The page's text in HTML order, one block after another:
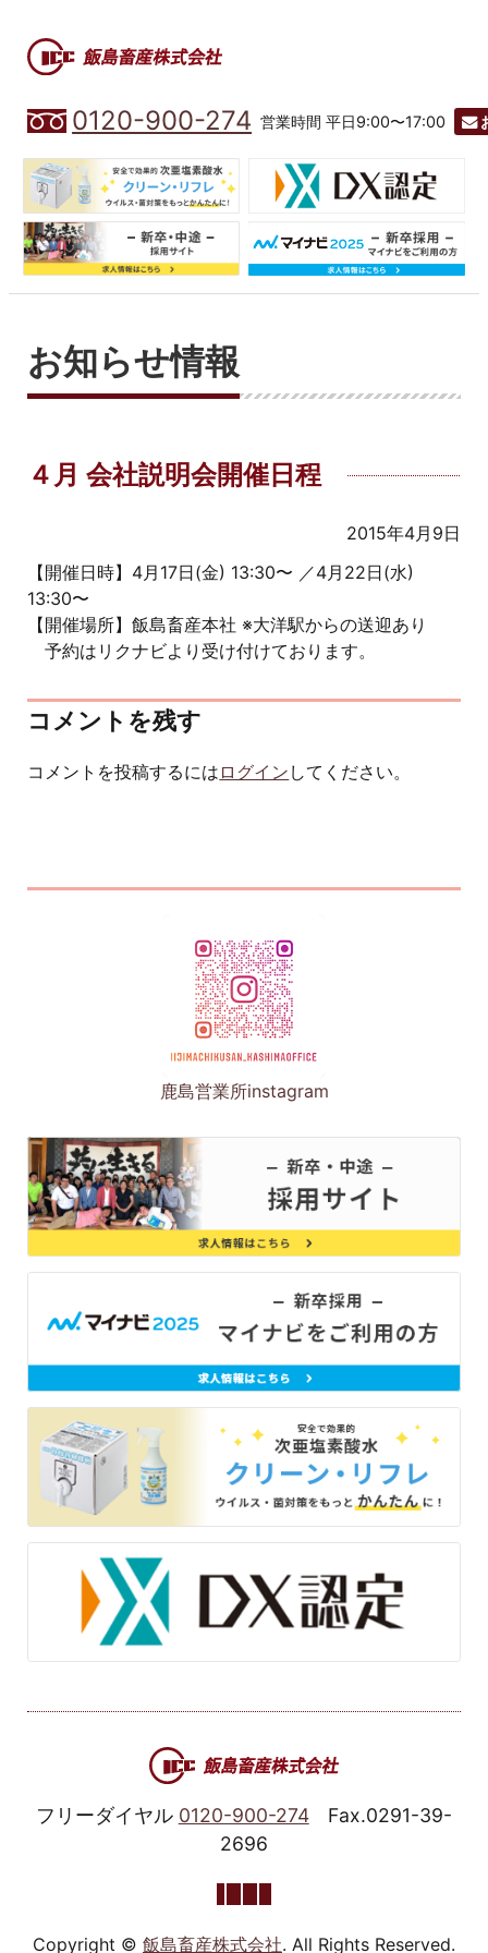
0120-900-274 営業時間 平日9:00〜17:00
お知らせ情報
４月 会社説明会開催日程
2015年4月9日
【開催日時】4月17日(金) 13:30〜 ／4月22日(水)
13:30〜
【開催場所】飯島畜産本社 ※大洋駅からの送迎あり
予約はリクナビより受け付けております。
コメントを残す
コメントを投稿するには ログイン してください。
鹿島営業所instagram
フリーダイヤル 0120-900-274
Fax.0291-39-
2696
Copyright © 飯島畜産株式会社. All Rights Reserved.